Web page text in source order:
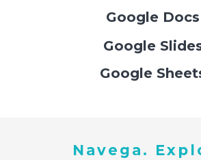
Google Docs
Google
Google
Navega.